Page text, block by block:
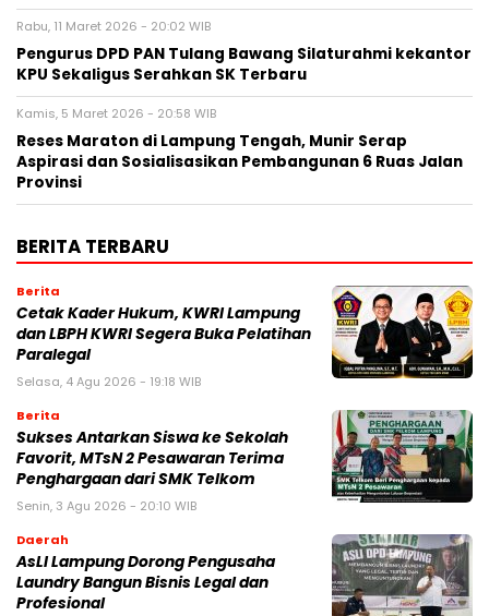
Rabu, 11 Maret 2026 - 20:02 WIB
Pengurus DPD PAN Tulang Bawang Silaturahmi kekantor
KPU Sekaligus Serahkan SK Terbaru
Kamis, 5 Maret 2026 - 20:58 WIB
Reses Maraton di Lampung Tengah, Munir Serap
Aspirasi dan Sosialisasikan Pembangunan 6 Ruas Jalan
Provinsi
BERITA TERBARU
Berita
Cetak Kader Hukum, KWRI Lampung
dan LBPH KWRI Segera Buka Pelatihan
Paralegal
Selasa, 4 Agu 2026 - 19:18 WIB
Berita
Sukses Antarkan Siswa ke Sekolah
Favorit, MTsN 2 Pesawaran Terima
Penghargaan dari SMK Telkom
Senin, 3 Agu 2026 - 20:10 WIB
Daerah
AsLI Lampung Dorong Pengusaha
Laundry Bangun Bisnis Legal dan
Profesional